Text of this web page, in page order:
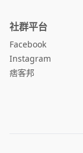
社群平台
Facebook
Instagram
痞客邦